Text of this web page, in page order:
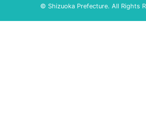
© Shizuoka Prefecture. All Rights